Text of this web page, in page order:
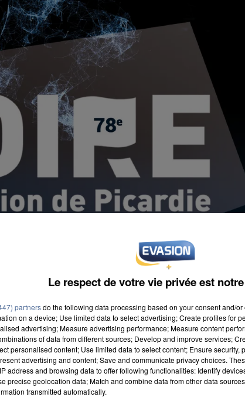
Le respect de votre vie privée est
partnersdo the following data processing based on your consent and/
on a device; Use limited data to select advertising; Create profiles for
advertising; Measure advertising performance; Measure content
of data from different sources; Develop and improve services;
personalised content; Use limited data to select content; Ensure security,
advertising and content; Save and communicate privacy choices.
address and browsing data to offer following functionalities: Identify
precise geolocation data; Match and combine data from other data
transmitted automatically.